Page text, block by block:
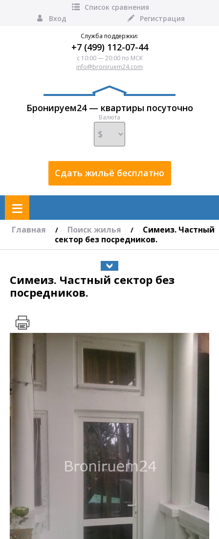
Список сравнения
Вход
Регистрация
Служба поддержки:
+7 (499) 112-07-44
с 10:00 — 20:00 по МСК
info@broniruem24.com
Бронируем24 — квартиры посуточно
Валюта
Сдать жильё бесплатно
≡
Главная / Поиск жилья /
Симеиз. Частный
сектор без посредников.
Симеиз. Частный сектор без
посредников.